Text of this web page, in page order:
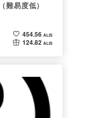
難易度低）
454.56 ALIS
124.82 ALIS